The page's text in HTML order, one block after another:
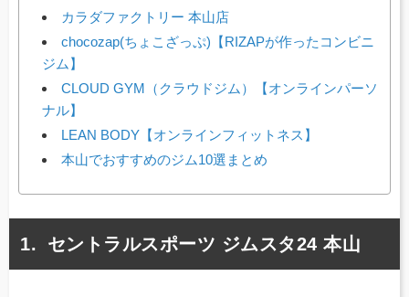
カラダファクトリー 本山店
chocozap(ちょこざっぷ)【RIZAPが作ったコンビニ
ジム】
CLOUD GYM（クラウドジム）【オンラインパーソ
ナル】
LEAN BODY【オンラインフィットネス】
本山でおすすめのジム10選まとめ
セントラルスポーツ ジムスタ24 本山